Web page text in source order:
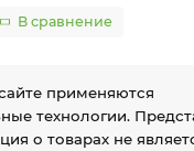
В сравнение
применяются
технологии.
о товарах не